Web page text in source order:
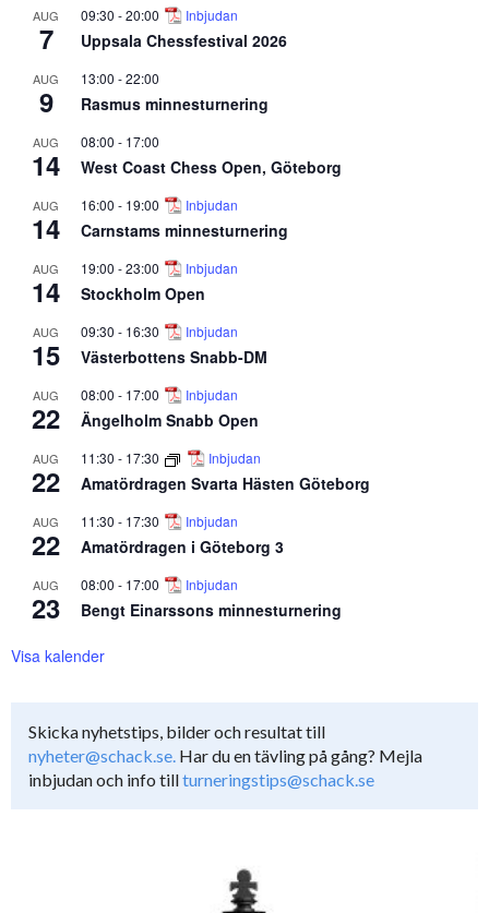
AUG
7
09:30 -20:00 Inbjudan
Uppsala Chessfestival 2026
AUG
9
13:00 -22:00
Rasmus minnesturnering
AUG
14
08:00 - 17:00
West Coast Chess Open, Göteborg
AUG
14
16:00 - 19:00 Inbjudan
Carnstams minnesturnering
AUG
14
19:00 -23:00 Inbjudan
Stockholm Open
AUG
15
09:30 - 16:30 Inbjudan
Västerbottens Snabb-DM
AUG
22
08:00 - 17:00 Inbjudan
Ängelholm Snabb Open
AUG
22
11:30 - 17:30 Inbjudan
Amatördragen Svarta Hästen Göteborg
AUG
22
11:30 - 17:30 Inbjudan
Amatördragen i Göteborg 3
AUG
23
08:00 - 17:00 Inbjudan
Bengt Einarssons minnesturnering
Visa kalender
Skicka nyhetstips, bilder och resultat till
nyheter@schack.se. Har du en tävling på gång? Mejla
inbjudan och info tillturneringstips@schack.se